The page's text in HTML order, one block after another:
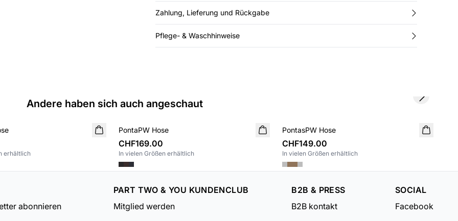
Zahlung, Lieferung und Rückgabe
Pflege- & Waschhinweise
Andere haben sich auch angeschaut
erhältlich
NEUHEIT
PontaPW Hose
CHF169.00
In vielen Größen erhältlich
PontasPW Hose
CHF149.00
In vielen Größen erhältlich
Next slide
abonnieren
PART TWO & YOU KUNDENCLUB
Mitglied werden
B2B & PRESS
B2B kontakt
SOCIAL
Facebook